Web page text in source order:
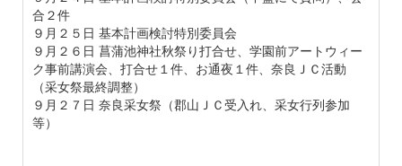
合２件
９月２５日 基本計画検討特別委員会
９月２６日 菖蒲池神社秋祭り打合せ、学園前アートウィー
ク事前講演会、打合せ１件、お通夜１件、奈良ＪＣ活動
（采女祭最終調整）
９月２７日 奈良采女祭（郡山ＪＣ受入れ、采女行列参加
等）